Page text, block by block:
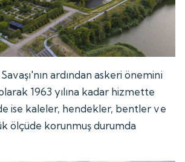
ardından askeri önemini
1963 yılına kadar hizmette
ise kaleler, hendekler, bentler ve
ölçüde korunmuş durumda